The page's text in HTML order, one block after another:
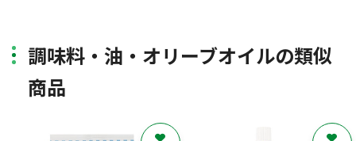
調味料・油・オリーブオイルの類似
商品